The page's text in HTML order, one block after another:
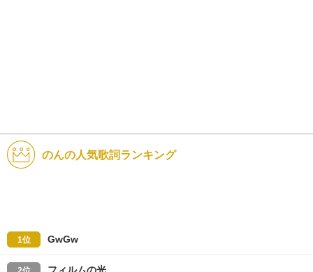
のんの人気歌詞ランキング
1位 GwGw